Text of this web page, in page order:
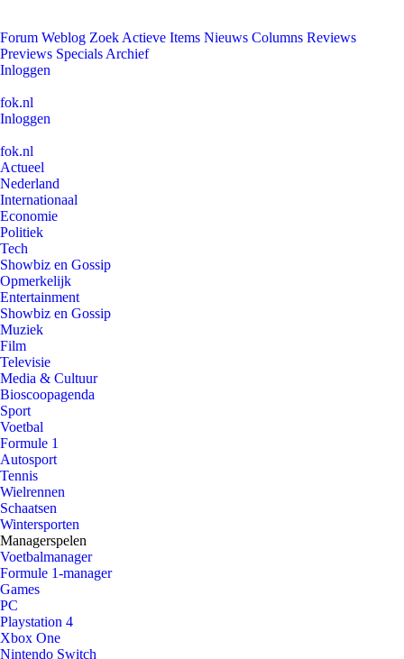
Forum Weblog Zoek Actieve Items Nieuws Columns Reviews
Previews Specials Archief
Inloggen
fok.nl
Inloggen
fok.nl
Actueel
Nederland
Internationaal
Economie
Politiek
Tech
Showbiz en Gossip
Opmerkelijk
Entertainment
Showbiz en Gossip
Muziek
Film
Televisie
Media & Cultuur
Bioscoopagenda
Sport
Voetbal
Formule 1
Autosport
Tennis
Wielrennen
Schaatsen
Wintersporten
Managerspelen
Voetbalmanager
Formule 1-manager
Games
PC
Playstation 4
Xbox One
Nintendo Switch